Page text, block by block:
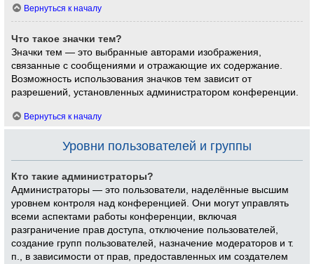
Вернуться к началу
Что такое значки тем?
Значки тем — это выбранные авторами изображения,
связанные с сообщениями и отражающие их содержание.
Возможность использования значков тем зависит от
разрешений, установленных администратором конференции.
Вернуться к началу
Уровни пользователей и группы
Кто такие администраторы?
Администраторы — это пользователи, наделённые высшим
уровнем контроля над конференцией. Они могут управлять
всеми аспектами работы конференции, включая
разграничение прав доступа, отключение пользователей,
создание групп пользователей, назначение модераторов и т.
п., в зависимости от прав, предоставленных им создателем